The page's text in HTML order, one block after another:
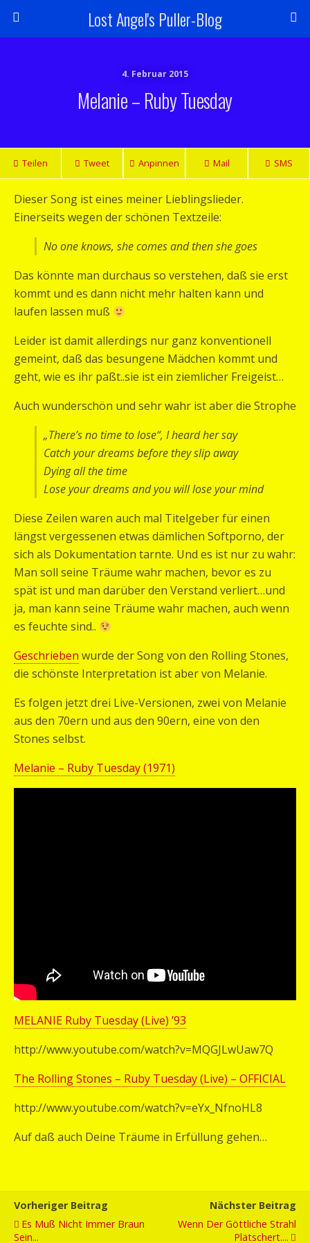
Lost Angel's Puller-Blog
4. Februar 2015
Melanie – Ruby Tuesday
Teilen Tweet Anpinnen Mail SMS
Dieser Song ist eines meiner Lieblingslieder.
Einerseits wegen der schönen Textzeile:
No one knows, she comes and then she goes
Das könnte man durchaus so verstehen, daß sie erst
kommt und es dann nicht mehr halten kann und
laufen lassen muß
Leider ist damit allerdings nur ganz konventionell
gemeint, daß das besungene Mädchen kommt und
geht, wie es ihr paßt..sie ist ein ziemlicher Freigeist…
Auch wunderschön und sehr wahr ist aber die Strophe
„There’s no time to lose“, I heard her say
Catch your dreams before they slip away
Dying all the time
Lose your dreams and you will lose your mind
Diese Zeilen waren auch mal Titelgeber für einen
längst vergessenen etwas dämlichen Softporno, der
sich als Dokumentation tarnte. Und es ist nur zu wahr:
Man soll seine Träume wahr machen, bevor es zu
spät ist und man darüber den Verstand verliert…und
ja, man kann seine Träume wahr machen, auch wenn
es feuchte sind..
Geschrieben wurde der Song von den Rolling Stones,
die schönste Interpretation ist aber von Melanie.
Es folgen jetzt drei Live-Versionen, zwei von Melanie
aus den 70ern und aus den 90ern, eine von den
Stones selbst.
Melanie – Ruby Tuesday (1971)
MELANIE Ruby Tuesday (Live) ’93
http://www.youtube.com/watch?v=MQGJLwUaw7Q
The Rolling Stones – Ruby Tuesday (Live) – OFFICIAL
http://www.youtube.com/watch?v=eYx_NfnoHL8
Auf daß auch Deine Träume in Erfüllung gehen…
Vorheriger Beitrag
Es Muß Nicht Immer Braun
Sein...
Nächster Beitrag
Wenn Der Göttliche Strahl
Plätschert....